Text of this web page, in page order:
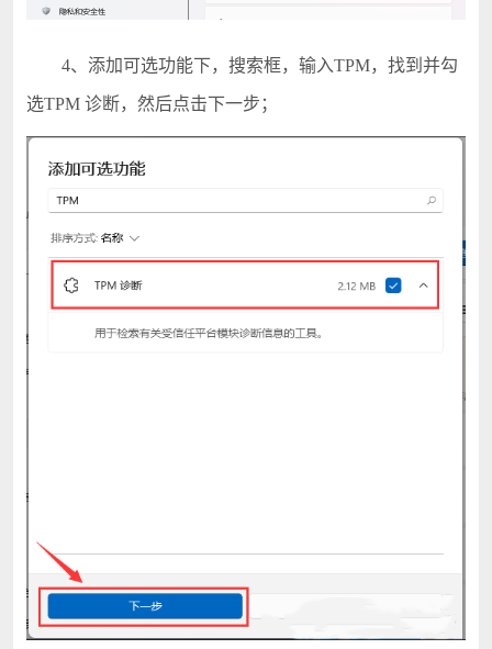
4、添加可选功能下，搜索框，输入TPM，找到并勾
选TPM 诊断，然后点击下一步；